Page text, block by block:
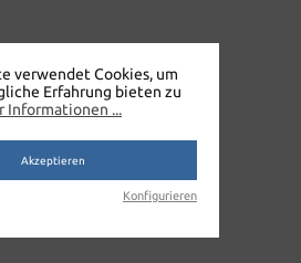
1-3 Tage
verwendet Cookies, um
Erfahrung bieten zu
Informationen ...
Akzeptieren
Konfigurieren